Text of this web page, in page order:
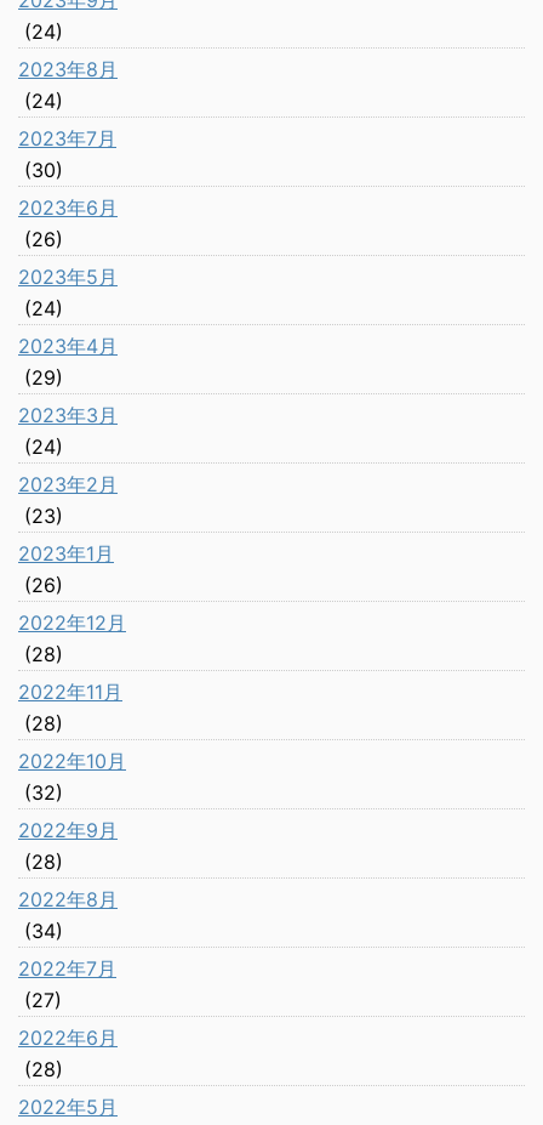
(24)
2023年8月
(24)
2023年7月
(30)
2023年6月
(26)
2023年5月
(24)
2023年4月
(29)
2023年3月
(24)
2023年2月
(23)
2023年1月
(26)
2022年12月
(28)
2022年11月
(28)
2022年10月
(32)
2022年9月
(28)
2022年8月
(34)
2022年7月
(27)
2022年6月
(28)
2022年5月